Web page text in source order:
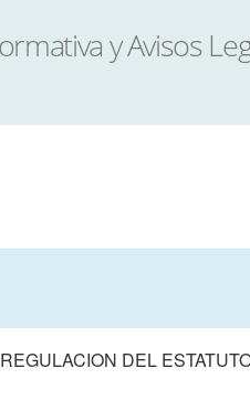
REGULACION DEL